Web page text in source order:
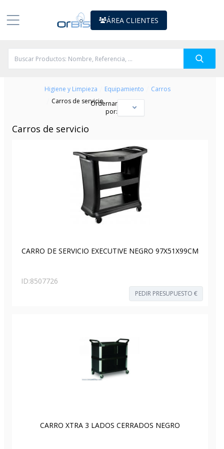
ÁREA CLIENTES
Higiene y Limpieza Equipamiento Carros
Carros de servicioOrdernar
por:
Carros de servicio
CARRO DE SERVICIO EXECUTIVE NEGRO 97X51X99CM
ID:8507726
PEDIR PRESUPUESTO €
CARRO XTRA 3 LADOS CERRADOS NEGRO